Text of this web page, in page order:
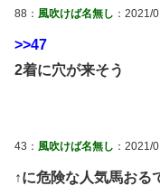
88： 風吹けば名無し ：2021/
>>47
2着に穴が来そう
43： 風吹けば名無し ：2021/
↑に危険な人気馬おる